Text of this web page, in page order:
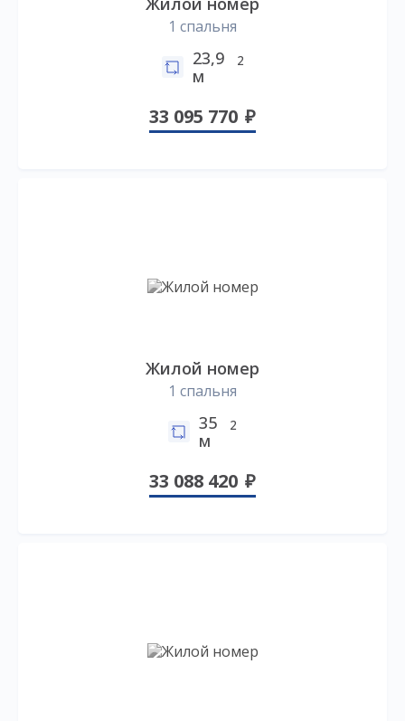
1 спальня
23,9
м
2
33 095 770
Жилой номер
1 спальня
35
м
2
33 088 420